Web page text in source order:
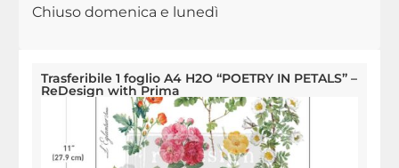
Trasferibile 1 foglio A4 H2O “POETRY IN PETALS” –
ReDesign with Prima
Chiuso domenica e lunedì